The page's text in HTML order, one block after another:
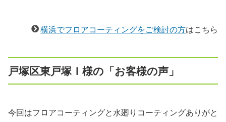
横浜でフロアコーティングをご検討の方はこちら
戸塚区東戸塚Ｉ様の「お客様の声」
今回はフロアコーティングと水廻りコーティングありがと